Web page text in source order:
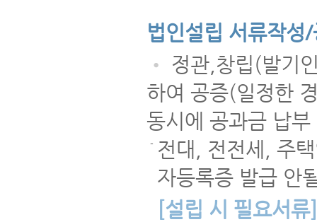
법인설립 서류작성
• 정관,창립(발기
하여 공증(일정한
동시에 공과금 납부
- 전대, 전전세, 주
자등록증 발급 안
[설립 시 필요서류]